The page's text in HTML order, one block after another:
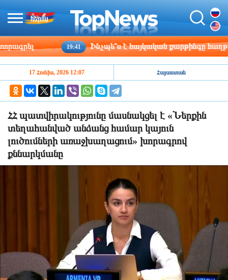
19:41 Ինչպե՞ս է հայկական քարթինգը
17 Հունիս, 2026 12:07 Հայաստան
ՀՀ պատվիրակությունը մասնակցել է «Ներքին
տեղահանված անձանց համար կայուն
լուծումների առաջխաղացում» խորագրով
քննարկմանը